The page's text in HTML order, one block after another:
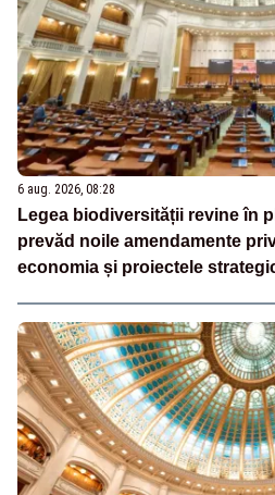
6 aug. 2026, 08:28
Legea biodiversității revine în
prevăd noile amendamente
economia și proiectele